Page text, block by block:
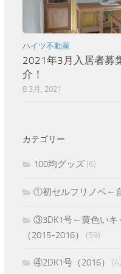
ハイツ不動産
2021年3月入居者募
介！
8 3月, 2021
カテゴリー
100均グッズ (6)
①初セルフリノベ～
③3DK1号～黄色いキ
（2015-2016）
(59)
④2DK1号（2016）